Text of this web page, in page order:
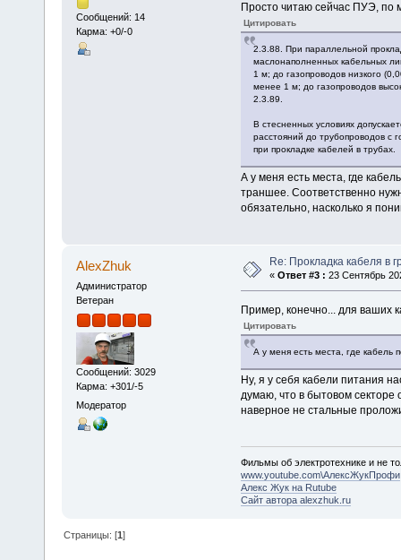
Сообщений: 14
Карма: +0/-0
Просто читаю сейчас ПУЭ, по
Цитировать
2.3.88. При параллельной
маслонаполненных кабельных
1 м; до газопроводов низкого
менее 1 м; до газопроводов
2.3.89.
В стесненных условиях
расстояний до трубопроводов
при прокладке кабелей в трубах.
А у меня есть места, где
траншее. Соответственно
обязательно, насколько я
AlexZhuk
Администратор
Ветеран
Сообщений: 3029
Карма: +301/-5
Модератор
Re: Прокладка кабеля в
« Ответ #3 : 23 Сентябрь
Пример, конечно... для ваших
Цитировать
А у меня есть места, где кабель
Ну, я у себя кабели питания
думаю, что в бытовом секторе
наверное не стальные
Фильмы об электротехнике и не
www.youtube.com\АлексЖукПрофи
Алекс Жук на Rutube
Сайт автора alexzhuk.ru
Страницы: [1]